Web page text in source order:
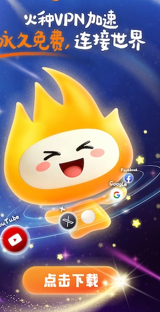
支持[0] 反对
支持
反对 [0]
支持[0] 反对[0]